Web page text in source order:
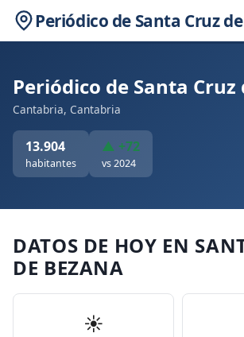
Periódico de Santa Cruz
Periódico de Santa Cruz
Cantabria, Cantabria
13.904
habitantes
▲ +72
vs 2024
DATOS DE HOY EN
DE BEZANA
☀️